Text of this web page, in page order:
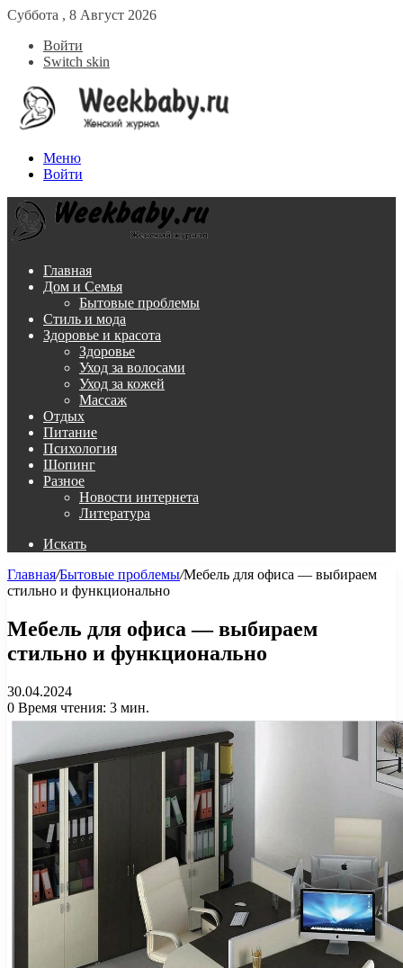
Суббота , 8 Август 2026
Войти
Switch skin
Меню
Войти
Главная
Дом и Семья
Бытовые проблемы
Стиль и мода
Здоровье и красота
Здоровье
Уход за волосами
Уход за кожей
Массаж
Отдых
Питание
Психология
Шопинг
Разное
Новости интернета
Литература
Искать
Главная/Бытовые проблемы/Мебель для офиса — выбираем
стильно и функционально
Мебель для офиса — выбираем
стильно и функционально
30.04.2024
0 Время чтения: 3 мин.